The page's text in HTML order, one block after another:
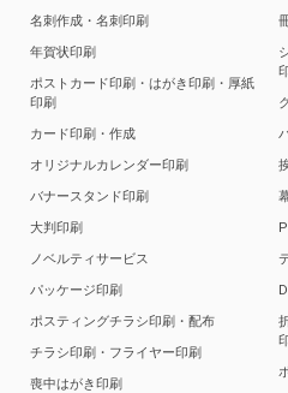
名刺作成・名刺印刷
年賀状印刷
ポストカード印刷・はがき印刷・厚紙
印刷
カード印刷・作成
オリジナルカレンダー印刷
バナースタンド印刷
大判印刷
ノベルティサービス
パッケージ印刷
ポスティングチラシ印刷・配布
チラシ印刷・フライヤー印刷
喪中はがき印刷